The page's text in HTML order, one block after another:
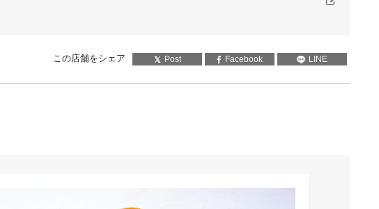
この店舗をシェア Post Facebook LINE